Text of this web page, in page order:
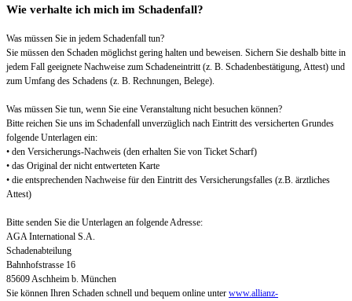
Wie verhalte ich mich im Schadenfall?
Was müssen Sie in jedem Schadenfall tun?
Sie müssen den Schaden möglichst gering halten und beweisen. Sichern Sie deshalb bitte in
jedem Fall geeignete Nachweise zum Schadeneintritt (z. B. Schadenbestätigung, Attest) und
zum Umfang des Schadens (z. B. Rechnungen, Belege).
Was müssen Sie tun, wenn Sie eine Veranstaltung nicht besuchen können?
Bitte reichen Sie uns im Schadenfall unverzüglich nach Eintritt des versicherten Grundes
folgende Unterlagen ein:
• den Versicherungs-Nachweis (den erhalten Sie von Ticket Scharf)
• das Original der nicht entwerteten Karte
• die entsprechenden Nachweise für den Eintritt des Versicherungsfalles (z.B. ärztliches
Attest)
Bitte senden Sie die Unterlagen an folgende Adresse:
AGA International S.A.
Schadenabteilung
Bahnhofstrasse 16
85609 Aschheim b. München
Sie können Ihren Schaden schnell und bequem online unter www.allianz-